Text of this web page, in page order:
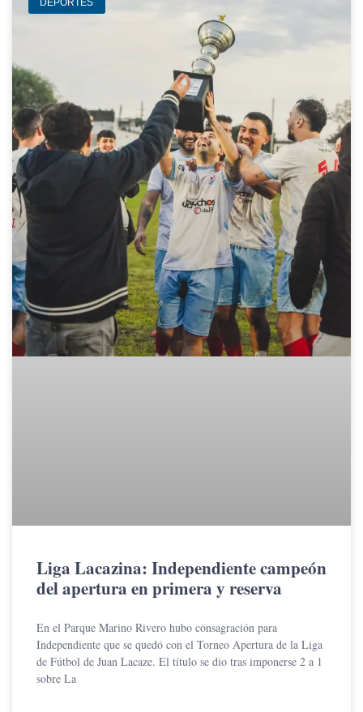
DEPORTES
Liga Lacazina: Independiente campeón
del apertura en primera y reserva
En el Parque Marino Rivero hubo consagración para
Independiente que se quedó con el Torneo Apertura de la Liga
de Fútbol de Juan Lacaze. El título se dio tras imponerse 2 a 1
sobre La